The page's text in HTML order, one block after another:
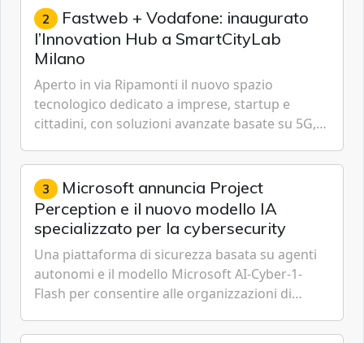
2 Fastweb + Vodafone: inaugurato
l’Innovation Hub a SmartCityLab
Milano
Aperto in via Ripamonti il nuovo spazio
tecnologico dedicato a imprese, startup e
cittadini, con soluzioni avanzate basate su 5G,
Cybersecurity.
3 Microsoft annuncia Project
Perception e il nuovo modello IA
specializzato per la cybersecurity
Una piattaforma di sicurezza basata su agenti
autonomi e il modello Microsoft AI-Cyber-1-
Flash per consentire alle organizzazioni di
gestione continua del rischio.